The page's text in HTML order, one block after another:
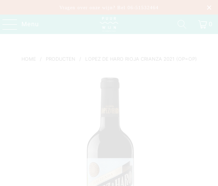
Vragen over onze wijn? Bel 06-51532464
Menu 0
HOME PRODUCTEN LOPEZ DE HARO RIOJA CRIANZA 2021 (OP=OP)